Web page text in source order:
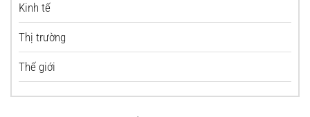
Kinh tế
Thị trường
Thế giới